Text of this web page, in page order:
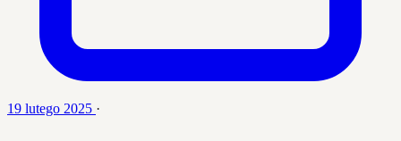
19 lutego 2025 ·